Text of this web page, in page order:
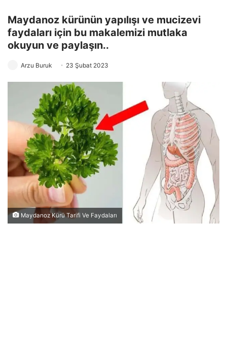
Maydanoz kürünün yapılışı ve mucizevi
faydaları için bu makalemizi mutlaka
okuyun ve paylaşın..
Arzu Buruk 23 Şubat 2023
Maydanoz Kürü Tarifi Ve Faydaları